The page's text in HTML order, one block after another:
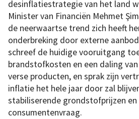
desinflatiestrategie van het land
Minister van Financiën Mehmet
de neerwaartse trend zich heeft
onderbreking door externe
schreef de huidige vooruitgang
brandstofkosten en een daling
verse producten, en sprak zijn
inflatie het hele jaar door zal
stabiliserende grondstofprijzen
consumentenvraag.